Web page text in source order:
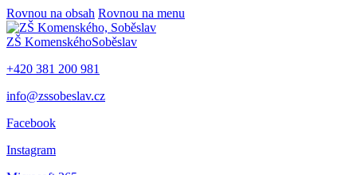
Rovnou na obsah Rovnou na menu
ZŠ KomenskéhoSoběslav
+420 381 200 981
info@zssobeslav.cz
Facebook
Instagram